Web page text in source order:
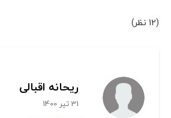
(12 نظر)
ریحانه اقبالی
31 تیر 1400